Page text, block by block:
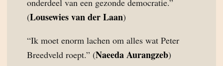
onderdeel van een gezonde democratie.”
(Lousewies van der Laan)
“Ik moet enorm lachen om alles wat Peter
Breedveld roept.” (Naeeda Aurangzeb)